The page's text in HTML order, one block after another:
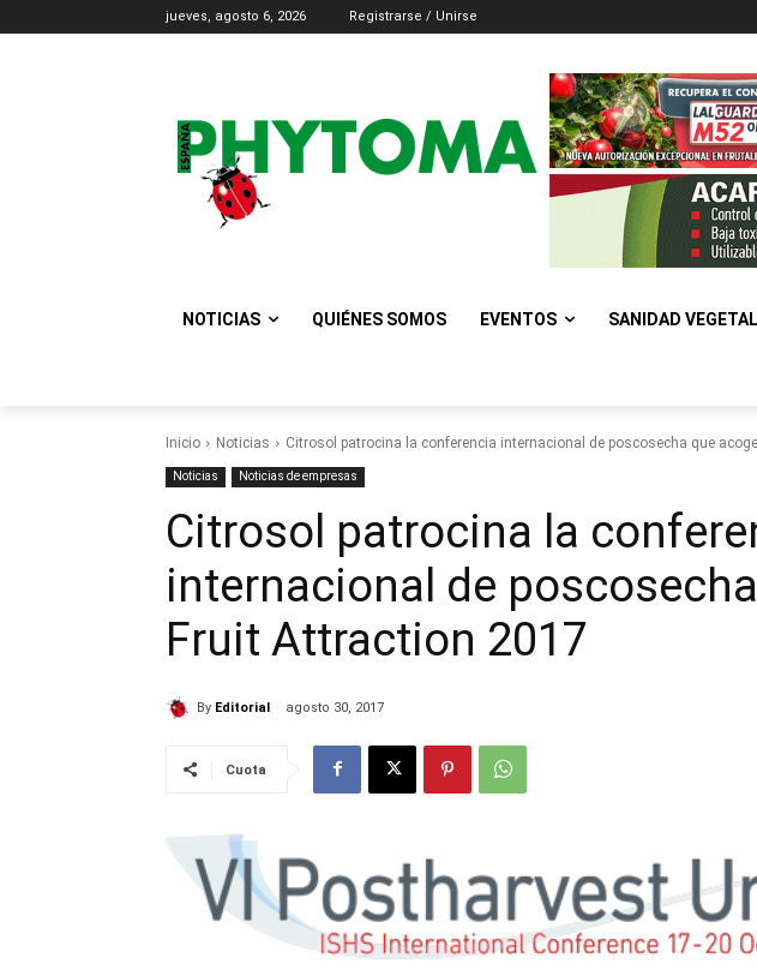
jueves, agosto 6, 2026 Registrarse / Unirse
NOTICIAS QUIÉNES SOMOS EVENTOS SANIDAD VEGETAL
Inicio Noticias Citrosol patrocina la conferencia internacional de poscosecha que
Noticias Noticias de empresas
Citrosol patrocina la
internacional de
Fruit Attraction 2017
By Editorial agosto 30, 2017
Cuota